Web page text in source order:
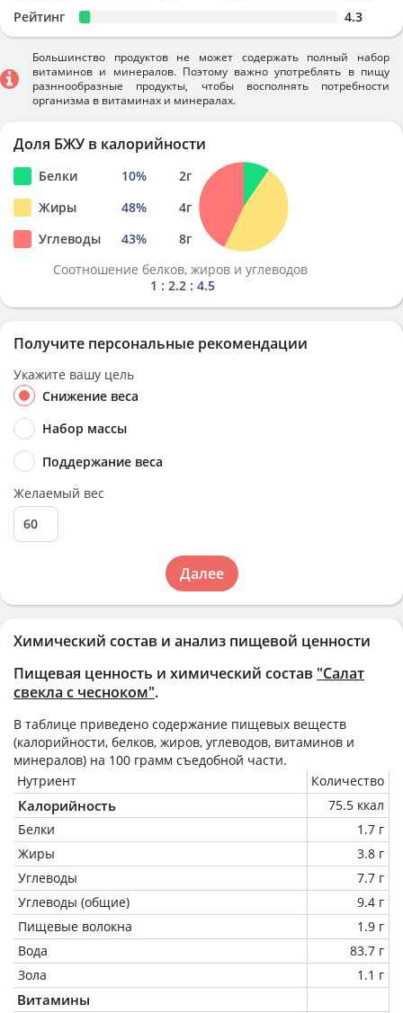
Химический состав и анализ пищевой ценности
Пищевая ценность и химический состав "Салат
свекла с чесноком".
В таблице приведено содержание пищевых веществ
(калорийности, белков, жиров, углеводов, витаминов и
минералов) на 100 грамм съедобной части.
Нутриент
Количество
Калорийность
75.5 ккал
Белки
1.7 г
Жиры
3.8 г
Углеводы
7.7 г
Углеводы (общие)
9.4 г
Пищевые волокна
1.9 г
Вода
83.7 г
Зола
1.1 г
Витамины
Рейтинг 4.3
Большинство продуктов не может содержать полный набор
витаминов и минералов. Поэтому важно употреблять в пищу
разннообразные продукты, чтобы восполнять потребности
организма в витаминах и минералах.
Доля БЖУ в калорийности
Белки 10% 2г
Жиры
48% 4г
Углеводы
43% 8г
Соотношение белков, жиров и углеводов
1 : 2.2 : 4.5
Получите персональные рекомендации
Укажите вашу цель
Снижение веса
Набор массы
Поддержание веса
Желаемый вес
Далее